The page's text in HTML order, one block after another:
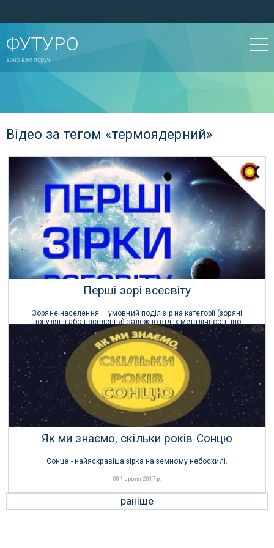
ФУТУРО
воно вже поруч!
Відео за тегом «термоядерний»
Перші зорі всесвіту
Зоряне населення — умовний поділ зір на категорії (зоряні
популяції або населення) залежно від їх металічності, що
корелюється з віком зір, їх розташуванні в галактиці та їх типом.
23 Липня 2019 р.
Як ми знаємо, скільки років Сонцю
Сонце - найяскравіша зірка на земному небосхилі.
08 Червня 2017 р.
раніше